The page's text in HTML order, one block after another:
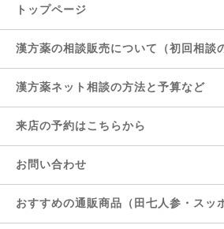
トップページ
漢方薬の相談販売について（初回相談
漢方薬ネット相談の方法と予算など
来店の予約はこちらから
お問い合わせ
おすすめの通販商品（田七人参・スッ